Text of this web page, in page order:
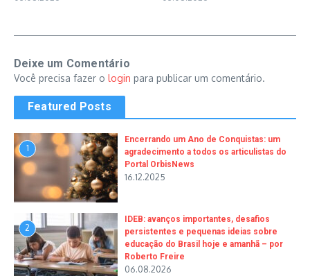
Deixe um Comentário
Você precisa fazer o login para publicar um comentário.
Featured Posts
1
Encerrando um Ano de Conquistas: um
agradecimento a todos os articulistas do
Portal OrbisNews
16.12.2025
2
IDEB: avanços importantes, desafios
persistentes e pequenas ideias sobre
educação do Brasil hoje e amanhã – por
Roberto Freire
06.08.2026